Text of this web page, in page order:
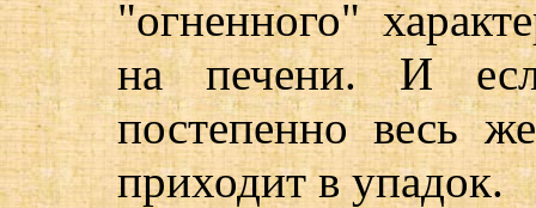
"огненного"
на печени. И
постепенно весь
приходит в упадок.